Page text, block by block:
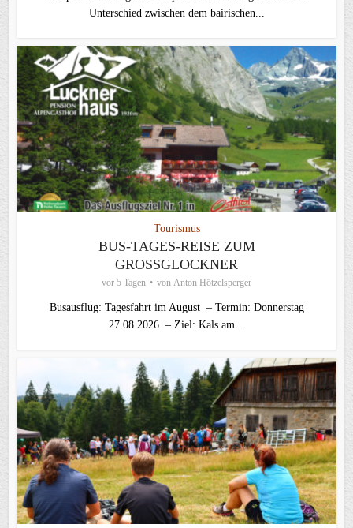
Unterschied zwischen dem bairischen...
Tourismus
BUS-TAGES-REISE ZUM
GROSSGLOCKNER
vor 5 Tagen von Anton Hötzelsperger
Busausflug: Tagesfahrt im August – Termin: Donnerstag
27.08.2026 – Ziel: Kals am...